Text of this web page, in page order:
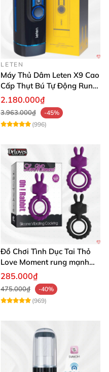
LETEN
Máy Thủ Dâm Leten X9 Cao
Cấp Thụt Bú Tự Động Rung
Rên
2.180.000₫
3.963.000₫
-45%
(996)
Đồ Chơi Tình Dục Tai Thỏ
Love Moment rung mạnh
mẽ êm ái
285.000₫
475.000₫
-40%
(969)